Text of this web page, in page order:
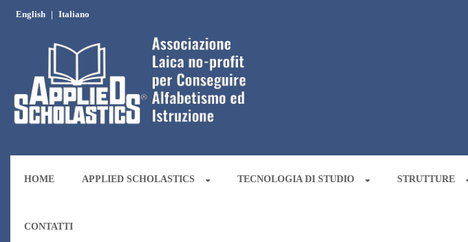
English | Italiano
HOME APPLIED SCHOLASTICS TECNOLOGIA DI STUDIO STRUTTURE
CONTATTI